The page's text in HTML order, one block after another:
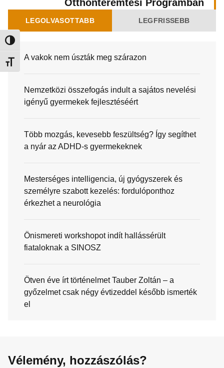
Nagy kontraszt váltása
Betűméret váltása
Otthonteremtési Programban
LEGOLVASOTTABB LEGFRISSEBB
A vakok nem úszták meg szárazon
Nemzetközi összefogás indult a sajátos nevelési
igényű gyermekek fejlesztéséért
Több mozgás, kevesebb feszültség? Így segíthet
a nyár az ADHD-s gyermekeknek
Mesterséges intelligencia, új gyógyszerek és
személyre szabott kezelés: fordulóponthoz
érkezhet a neurológia
Önismereti workshopot indít hallássérült
fiataloknak a SINOSZ
Ötven éve írt történelmet Tauber Zoltán – a
győzelmet csak négy évtizeddel később ismerték
el
Vélemény, hozzászólás?